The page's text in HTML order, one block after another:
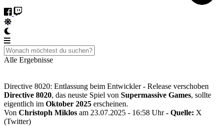
Alle Ergebnisse
Directive 8020: Entlassung beim Entwickler - Release verschoben
Directive 8020, das neuste Spiel von Supermassive Games, sollte
eigentlich im Oktober 2025 erscheinen.
Von Christoph Miklos am 23.07.2025 - 16:58 Uhr- Quelle: X
(Twitter)